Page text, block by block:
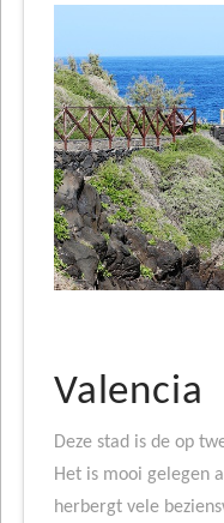
Valencia
Deze stad is de op
Het is mooi gelegen
herbergt vele